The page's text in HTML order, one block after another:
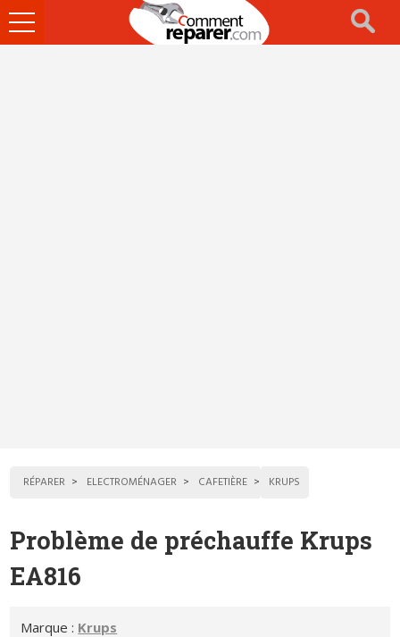
Ouvrir
le
RÉPARER ELECTROMÉNAGER CAFETIÈRE KRUPS
Problème de préchauffe Krups
EA816
Marque : Krups